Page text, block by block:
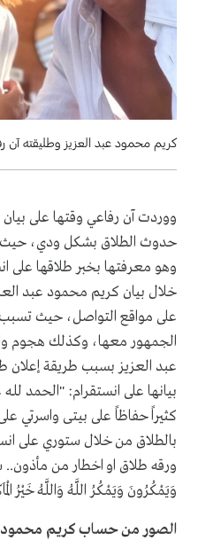
كريم محمود عبد العزيز وطليقته آن
ووردت آن رفاعي وقتها على
حدوث الطلاق بشكل ودي،
وهو معرفتها بخبر طلاقها على
خلال بيان كريم محمود عبد
على مواقع التواصل، حيث
الجمهور معها، وكذلك هجوم
عبد العزيز بسبب طريقة إعلان
بيانها على انستقرام: "الحمد
كثيراً حفاظاً على بيتى واسرتي
ورقه طلاق او اخطار من مأذون..
وَيَمْكُرُونَ وَيَمْكُرُ اللَّهُ وَاللَّهُ خَيْرُ
الصور من حساب كريم محمود